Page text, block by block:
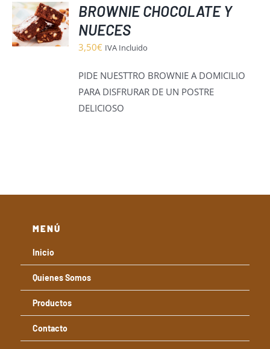
BROWNIE CHOCOLATE Y
NUECES
3,50€ IVA Incluido
PIDE NUESTTRO BROWNIE A DOMICILIO
PARA DISFRURAR DE UN POSTRE
DELICIOSO
MENÚ
Inicio
Quienes Somos
Productos
Contacto